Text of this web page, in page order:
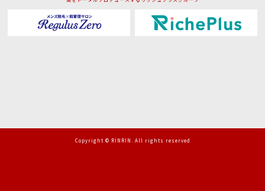
Copyright © RINRIN. All rights reserved